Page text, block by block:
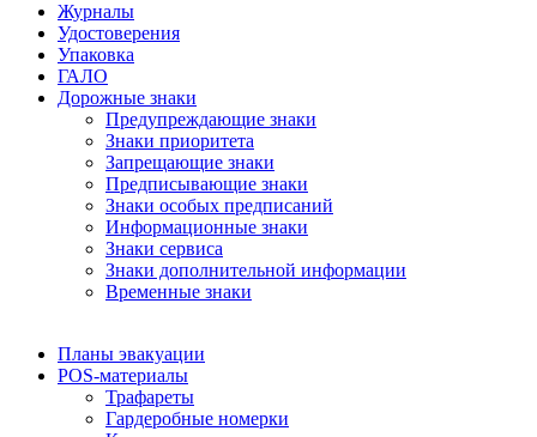
Журналы
Удостоверения
Упаковка
ГАЛО
Дорожные знаки
Предупреждающие знаки
Знаки приоритета
Запрещающие знаки
Предписывающие знаки
Знаки особых предписаний
Информационные знаки
Знаки сервиса
Знаки дополнительной информации
Временные знаки
Планы эвакуации
POS-материалы
Трафареты
Гардеробные номерки